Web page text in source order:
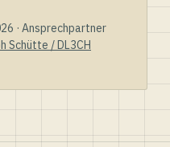
· Ansprechpartner
Schütte / DL3CH